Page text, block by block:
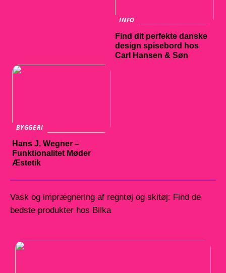
INFO
Find dit perfekte danske
design spisebord hos
Carl Hansen & Søn
BYGGERI
Hans J. Wegner –
Funktionalitet Møder
Æstetik
Vask og imprægnering af regntøj og skitøj: Find de
bedste produkter hos Bilka